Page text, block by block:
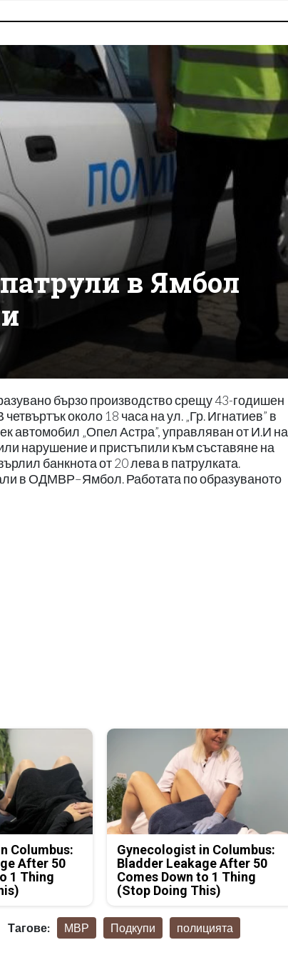
в Ямбол
бързо производство срещу 43-годишен
около 18 часа на ул. „Гр. Игнатиев” в
автомобил „Опел Астра”, управляван от И.И на
нарушение и пристъпили към съставяне на
банкнота от 20 лева в патрулката.
в ОДМВР–Ямбол. Работата по образуваното
Columbus:
After 50
1 Thing
Gynecologist in Columbus:
Bladder Leakage After 50
Comes Down to 1 Thing
(Stop Doing This)
Тагове: МВР Подкупи полицията